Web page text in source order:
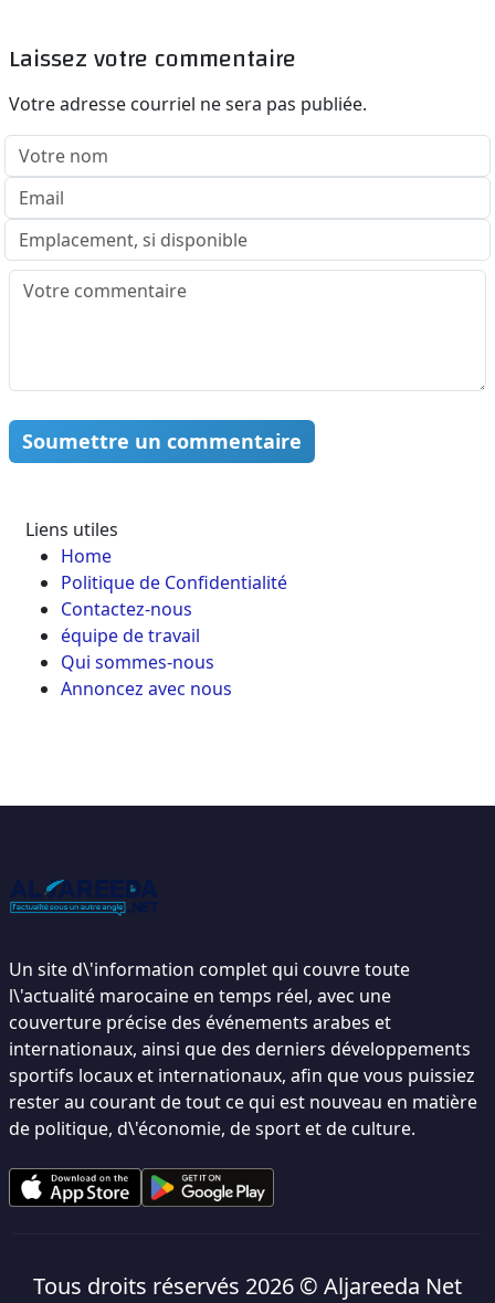
Laissez votre commentaire
Votre adresse courriel ne sera pas publiée.
Soumettre un commentaire
Liens utiles
Home
Politique de Confidentialité
Contactez-nous
équipe de travail
Qui sommes-nous
Annoncez avec nous
Un site d\'information complet qui couvre toute
l\'actualité marocaine en temps réel, avec une
couverture précise des événements arabes et
internationaux, ainsi que des derniers développements
sportifs locaux et internationaux, afin que vous puissiez
rester au courant de tout ce qui est nouveau en matière
de politique, d\'économie, de sport et de culture.
Tous droits réservés 2026 © Aljareeda Net